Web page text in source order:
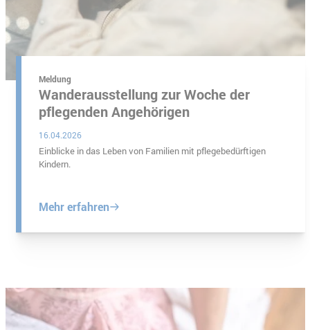
Meldung
Wanderausstellung zur Woche der
pflegenden Angehörigen
16.04.2026
Einblicke in das Leben von Familien mit pflegebedürftigen
Kindern.
Mehr erfahren